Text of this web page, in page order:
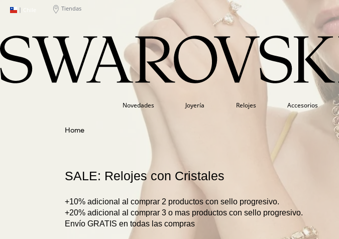
| Tiendas
Novedades Joyería Relojes Accesorios
SALE: Relojes con Cristales
+10% adicional al comprar 2 productos con sello progresivo.
+20% adicional al comprar 3 o mas productos con sello progresivo.
Envío GRATIS en todas las compras